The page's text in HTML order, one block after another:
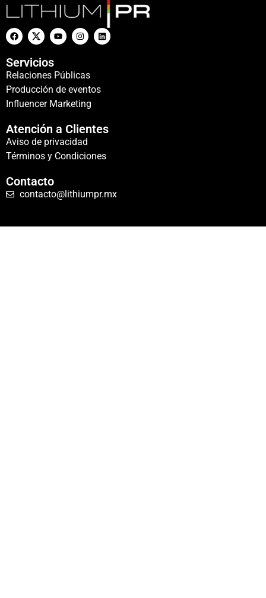
Servicios
Relaciones Públicas
Producción de eventos
Influencer Marketing
Atención a Clientes
Aviso de privacidad
Términos y Condiciones
Contacto
contacto@lithiumpr.mx